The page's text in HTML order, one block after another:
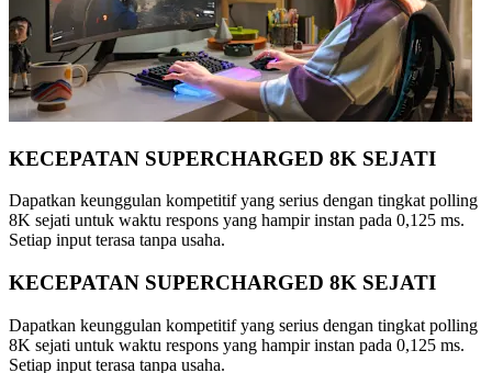
KECEPATAN SUPERCHARGED 8K SEJATI
Dapatkan keunggulan kompetitif yang serius dengan tingkat polling
8K sejati untuk waktu respons yang hampir instan pada 0,125 ms.
Setiap input terasa tanpa usaha.
KECEPATAN SUPERCHARGED 8K SEJATI
Dapatkan keunggulan kompetitif yang serius dengan tingkat polling
8K sejati untuk waktu respons yang hampir instan pada 0,125 ms.
Setiap input terasa tanpa usaha.